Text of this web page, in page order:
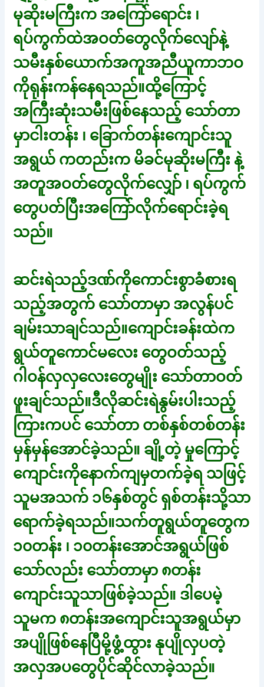
မုဆိုးမကြီးက အကြော်ရောင်း ၊
ရပ်ကွက်ထဲအဝတ်တွေလိုက်လျော်နဲ့
သမီးနှစ်ယောက်အကူအညီယူကာဘဝ
ကိုရုန်းကန်နေရသည်။ထို့ကြောင့်
အကြီးဆုံးသမီးဖြစ်နေသည့် သော်တာ
မှာငါးတန်း ၊ ခြောက်တန်းကျောင်းသူ
အရွယ် ကတည်းက မိခင်မုဆိုးမကြီး နဲ့
အတူအဝတ်တွေလိုက်လျှော် ၊ ရပ်ကွက်
တွေပတ်ပြီးအကြော်လိုက်ရောင်းခဲ့ရ
သည်။
ဆင်းရဲသည့်ဒဏ်ကိုကောင်းစွာခံစားရ
သည့်အတွက် သော်တာမှာ အလွန်ပင်
ချမ်းသာချင်သည်။ကျောင်းခန်းထဲက
ရွယ်တူကောင်မလေး တွေဝတ်သည့်
ဂါဝန်လှလှလေးတွေမျိုး သော်တာဝတ်
ဖူးချင်သည်။ဒီလိုဆင်းရဲနွမ်းပါးသည့်
ကြားကပင် သော်တာ တစ်နှစ်တစ်တန်း
မှန်မှန်အောင်ခဲ့သည်။ ချို့တဲ့ မှုကြောင့်
ကျောင်းကိုနောက်ကျမှတက်ခဲ့ရ သဖြင့်
သူမအသက် ၁၆နှစ်တွင် ရှစ်တန်းသို့သာ
ရောက်ခဲ့ရသည်။သက်တူရွယ်တူတွေက
၁၀တန်း ၊ ၁၀တန်းအောင်အရွယ်ဖြစ်
သော်လည်း သော်တာမှာ ၈တန်း
ကျောင်းသူသာဖြစ်ခဲ့သည်။ ဒါပေမဲ့
သူမက ၈တန်းအကျောင်းသူအရွယ်မှာ
အပျိုဖြစ်နေပြီမို့ဖွံ့ထွား နုပျိုလှပတဲ့
အလှအပတွေပိုင်ဆိုင်လာခဲ့သည်။